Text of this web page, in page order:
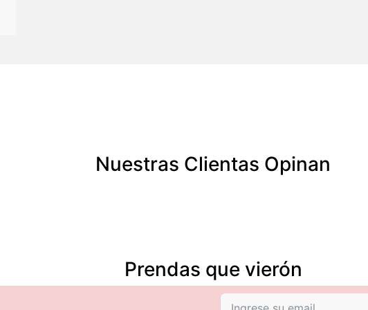
Nuestras Clientas Opinan
Prendas que vierón